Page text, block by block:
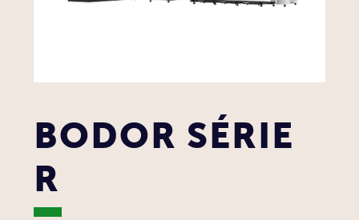
BODOR SÉRIE
R